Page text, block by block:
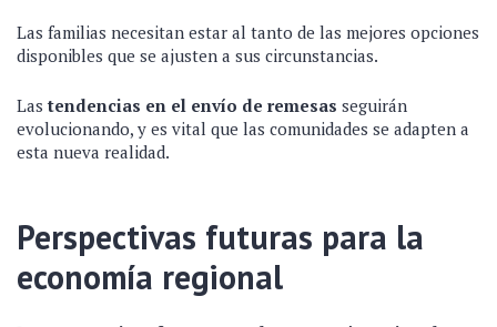
Las familias necesitan estar al tanto de las mejores opciones
disponibles que se ajusten a sus circunstancias.
Lastendencias en el envío de remesas seguirán
evolucionando, y es vital que las comunidades se adapten a
esta nueva realidad.
Perspectivas futuras para la
economía regional